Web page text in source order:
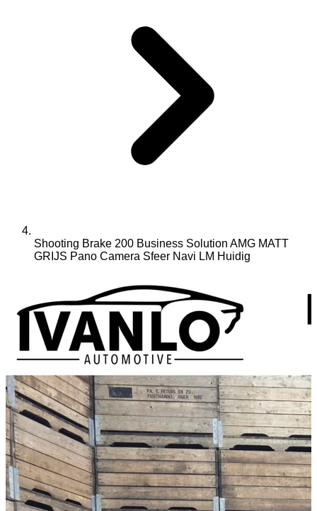
Shooting Brake 200 Business Solution AMG MATT
GRIJS Pano Camera Sfeer Navi LM Huidig